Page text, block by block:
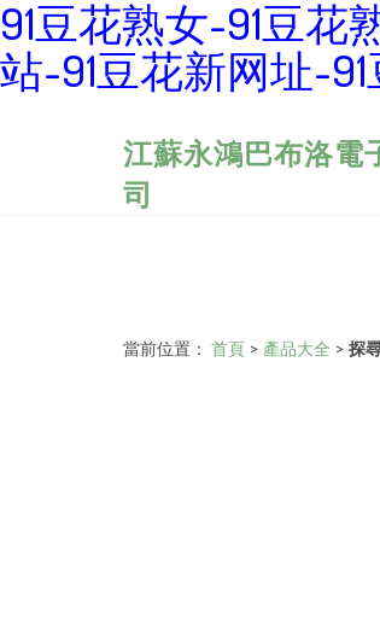
91豆花熟女-91豆花
站-91豆花新网址-
江蘇永鴻巴布洛電
司
當前位置： 首頁 > 產品大全 > 探